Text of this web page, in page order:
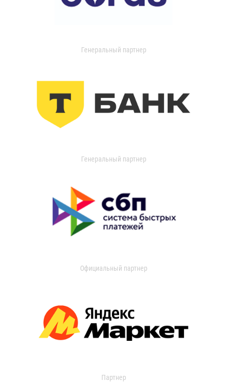
Генеральный партнер
Генеральный партнер
Официальный партнер
Партнер